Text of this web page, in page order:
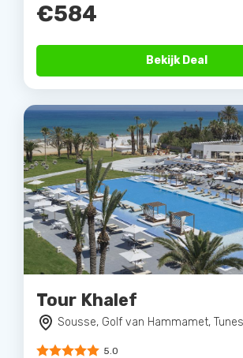
€584
Bekijk Deal
Tour Khalef
Sousse, Golf van Hammamet,
5.0